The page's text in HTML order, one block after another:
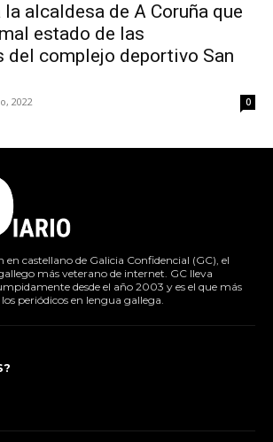
la alcaldesa de A Coruña que
estado de las
del complejo deportivo San
2022 0
en castellano de Galicia Confidencial (GC), el
más veterano de internet. GC lleva
desde el año 2003 y es el que más
periódicos en lengua gallega.